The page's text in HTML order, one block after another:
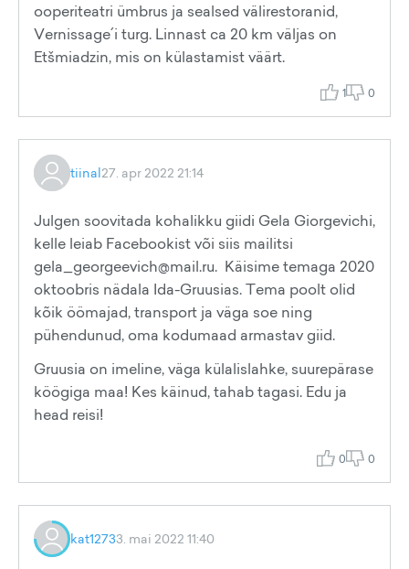
ooperiteatri ümbrus ja sealsed välirestoranid,
Vernissage´i turg. Linnast ca 20 km väljas on
Etšmiadzin, mis on külastamist väärt.
1 0
tiinal27. apr 2022 21:14
Julgen soovitada kohalikku giidi Gela Giorgevichi,
kelle leiab Facebookist või siis mailitsi
gela_georgeevich@mail.ru. Käisime temaga 2020
oktoobris nädala Ida-Gruusias. Tema poolt olid
kõik öömajad, transport ja väga soe ning
pühendunud, oma kodumaad armastav giid.
Gruusia on imeline, väga külalislahke, suurepärase
köögiga maa! Kes käinud, tahab tagasi. Edu ja
head reisi!
0 0
kat12733. mai 2022 11:40